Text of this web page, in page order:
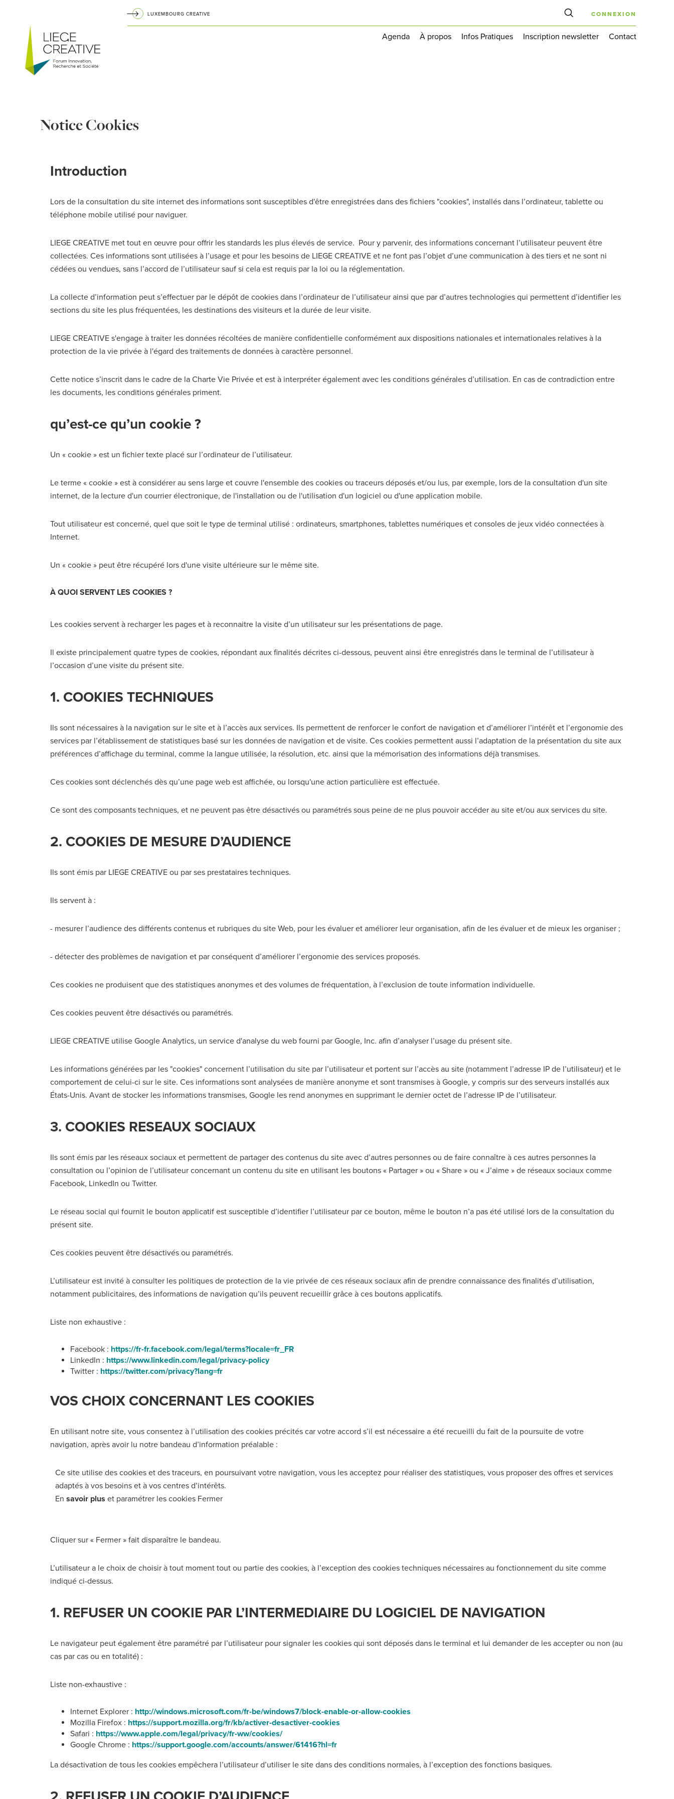
principal
LUXEMBOURG CREATIVE
Navigation
Agenda À propos Infos Pratiques Inscription newsletter Contact
CONNEXION
Notice Cookies
Introduction
Lors de la consultation du site internet des informations sont susceptibles d'être enregistrées dans des fichiers "cookies", installés dans l’ordinateur, tablette ou
téléphone mobile utilisé pour naviguer.
LIEGE CREATIVE met tout en œuvre pour offrir les standards les plus élevés de service. Pour y parvenir, des informations concernant l’utilisateur peuvent être
collectées. Ces informations sont utilisées à l’usage et pour les besoins de LIEGE CREATIVE et ne font pas l’objet d’une communication à des tiers et ne sont ni
cédées ou vendues, sans l’accord de l’utilisateur sauf si cela est requis par la loi ou la réglementation.
La collecte d’information peut s’effectuer par le dépôt de cookies dans l’ordinateur de l’utilisateur ainsi que par d’autres technologies qui permettent d’identifier les
sections du site les plus fréquentées, les destinations des visiteurs et la durée de leur visite.
LIEGE CREATIVE s'engage à traiter les données récoltées de manière confidentielle conformément aux dispositions nationales et internationales relatives à la
protection de la vie privée à l'égard des traitements de données à caractère personnel.
Cette notice s’inscrit dans le cadre de la Charte Vie Privée et est à interpréter également avec les conditions générales d’utilisation. En cas de contradiction entre
les documents, les conditions générales priment.
qu’est-ce qu’un cookie ?
Un « cookie » est un fichier texte placé sur l’ordinateur de l’utilisateur.
Le terme « cookie » est à considérer au sens large et couvre l'ensemble des cookies ou traceurs déposés et/ou lus, par exemple, lors de la consultation d'un site
internet, de la lecture d'un courrier électronique, de l'installation ou de l'utilisation d'un logiciel ou d'une application mobile.
Tout utilisateur est concerné, quel que soit le type de terminal utilisé : ordinateurs, smartphones, tablettes numériques et consoles de jeux vidéo connectées à
Internet.
Un « cookie » peut être récupéré lors d'une visite ultérieure sur le même site.
À QUOI SERVENT LES COOKIES ?
Les cookies servent à recharger les pages et à reconnaitre la visite d’un utilisateur sur les présentations de page.
Il existe principalement quatre types de cookies, répondant aux finalités décrites ci-dessous, peuvent ainsi être enregistrés dans le terminal de l’utilisateur à
l’occasion d’une visite du présent site.
1. COOKIES TECHNIQUES
Ils sont nécessaires à la navigation sur le site et à l’accès aux services. Ils permettent de renforcer le confort de navigation et d’améliorer l’intérêt et l’ergonomie des
services par l’établissement de statistiques basé sur les données de navigation et de visite. Ces cookies permettent aussi l’adaptation de la présentation du site aux
préférences d’affichage du terminal, comme la langue utilisée, la résolution, etc. ainsi que la mémorisation des informations déjà transmises.
Ces cookies sont déclenchés dès qu’une page web est affichée, ou lorsqu'une action particulière est effectuée.
Ce sont des composants techniques, et ne peuvent pas être désactivés ou paramétrés sous peine de ne plus pouvoir accéder au site et/ou aux services du site.
2. COOKIES DE MESURE D’AUDIENCE
Ils sont émis par LIEGE CREATIVE ou par ses prestataires techniques.
Ils servent à :
- mesurer l’audience des différents contenus et rubriques du site Web, pour les évaluer et améliorer leur organisation, afin de les évaluer et de mieux les organiser ;
- détecter des problèmes de navigation et par conséquent d’améliorer l’ergonomie des services proposés.
Ces cookies ne produisent que des statistiques anonymes et des volumes de fréquentation, à l’exclusion de toute information individuelle.
Ces cookies peuvent être désactivés ou paramétrés.
LIEGE CREATIVE utilise Google Analytics, un service d'analyse du web fourni par Google, Inc. afin d’analyser l’usage du présent site.
Les informations générées par les "cookies" concernent l’utilisation du site par l’utilisateur et portent sur l’accès au site (notamment l’adresse IP de l’utilisateur) et le
comportement de celui-ci sur le site. Ces informations sont analysées de manière anonyme et sont transmises à Google, y compris sur des serveurs installés aux
États-Unis. Avant de stocker les informations transmises, Google les rend anonymes en supprimant le dernier octet de l’adresse IP de l’utilisateur.
3. COOKIES RESEAUX SOCIAUX
Ils sont émis par les réseaux sociaux et permettent de partager des contenus du site avec d’autres personnes ou de faire connaître à ces autres personnes la
consultation ou l’opinion de l’utilisateur concernant un contenu du site en utilisant les boutons « Partager » ou « Share » ou « J’aime » de réseaux sociaux comme
Facebook, LinkedIn ou Twitter.
Le réseau social qui fournit le bouton applicatif est susceptible d’identifier l’utilisateur par ce bouton, même le bouton n’a pas été utilisé lors de la consultation du
présent site.
Ces cookies peuvent être désactivés ou paramétrés.
L’utilisateur est invité à consulter les politiques de protection de la vie privée de ces réseaux sociaux afin de prendre connaissance des finalités d’utilisation,
notamment publicitaires, des informations de navigation qu’ils peuvent recueillir grâce à ces boutons applicatifs.
Liste non exhaustive :
Facebook : https://fr-fr.facebook.com/legal/terms?locale=fr_FR
LinkedIn : https://www.linkedin.com/legal/privacy-policy
Twitter : https://twitter.com/privacy?lang=fr
VOS CHOIX CONCERNANT LES COOKIES
En utilisant notre site, vous consentez à l’utilisation des cookies précités car votre accord s’il est nécessaire a été recueilli du fait de la poursuite de votre
navigation, après avoir lu notre bandeau d’information préalable :
Ce site utilise des cookies et des traceurs, en poursuivant votre navigation, vous les acceptez pour réaliser des statistiques, vous proposer des offres et services
adaptés à vos besoins et à vos centres d’intérêts.
En savoir plus et paramétrer les cookies Fermer
Cliquer sur « Fermer » fait disparaître le bandeau.
L’utilisateur a le choix de choisir à tout moment tout ou partie des cookies, à l’exception des cookies techniques nécessaires au fonctionnement du site comme
indiqué ci-dessus.
1. REFUSER UN COOKIE PAR L’INTERMEDIAIRE DU LOGICIEL DE NAVIGATION
Le navigateur peut également être paramétré par l’utilisateur pour signaler les cookies qui sont déposés dans le terminal et lui demander de les accepter ou non (au
cas par cas ou en totalité) :
Liste non-exhaustive :
Internet Explorer : http://windows.microsoft.com/fr-be/windows7/block-enable-or-allow-cookies
Mozilla Firefox : https://support.mozilla.org/fr/kb/activer-desactiver-cookies
Safari : https://www.apple.com/legal/privacy/fr-ww/cookies/
Google Chrome : https://support.google.com/accounts/answer/61416?hl=fr
La désactivation de tous les cookies empêchera l’utilisateur d’utiliser le site dans des conditions normales, à l’exception des fonctions basiques.